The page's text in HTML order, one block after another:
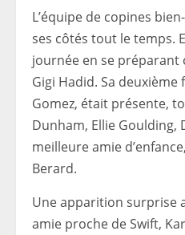
L’équipe de copines
ses côtés tout le temps.
journée en se préparant
Gigi Hadid. Sa deuxième
Gomez, était présente,
Dunham, Ellie Goulding,
meilleure amie
Berard.
Une apparition surprise
amie proche de Swift,